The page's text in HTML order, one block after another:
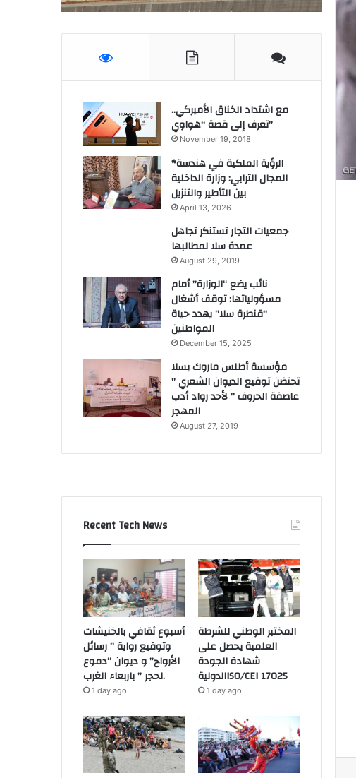
مع اشتداد الخناق الأميركي..
تعرف إلى قصة “هواوي”
November 19, 2018
*الرؤية الملكية في هندسة
المجال الترابي: وزارة الداخلية
بين التأطير والتنزيل
April 13, 2026
جمعيات التجار تستنكر تجاهل
عمدة سلا لمطالبها
August 29, 2019
نائب يضع “الوزارة” أمام
مسؤولياتها: توقف أشغال
“قنطرة سلا” يهدد حياة
المواطنين
December 15, 2025
مؤسسة أطلس ماروك بسلا
تحتضن توقيع الديوان الشعري ”
عاصفة الحروف ” لأحد رواد أدب
المهجر
August 27, 2019
Recent Tech News
أسبوع ثقافي بالخنيشات
وتوقيع رواية ” رسائل
الأرواح” و ديوان “دموع
لحجر ” باربعاء الغرب.
1 day ago
المختبر الوطني للشرطة
العلمية يحصل على
شهادة الجودة
الدوليةISO/CEI 17025
1 day ago